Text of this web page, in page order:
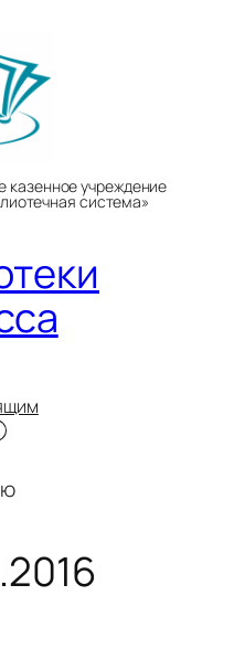
учреждение
система»